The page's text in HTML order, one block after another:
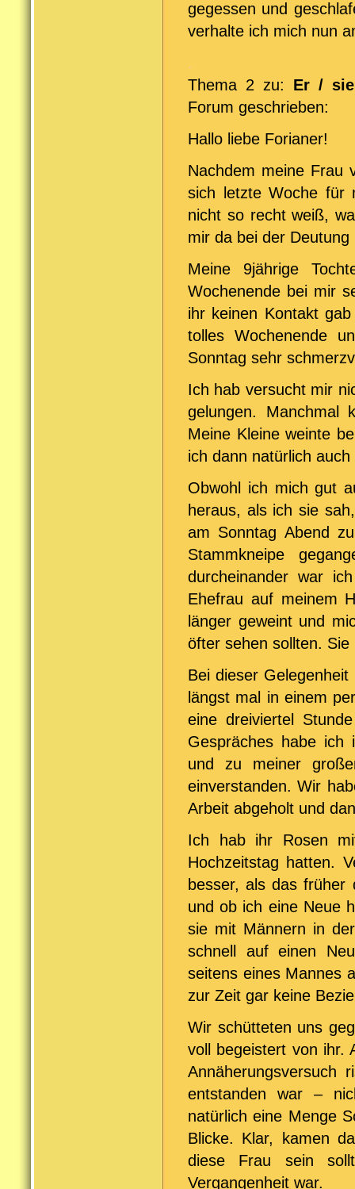
gegessen und
verhalte ich mich nun
.
Thema 2 zu: Er /
Forum geschrieben:
Hallo liebe Forianer!
Nachdem meine Frau
sich letzte Woche für
nicht so recht weiß,
mir da bei der Deutung
Meine 9jährige
Wochenende bei mir
ihr keinen Kontakt
tolles Wochenende
Sonntag sehr
Ich hab versucht mir
gelungen. Manchmal
Meine Kleine weinte
ich dann natürlich
Obwohl ich mich gut
heraus, als ich sie
am Sonntag Abend
Stammkneipe
durcheinander war
Ehefrau auf meinem
länger geweint und
öfter sehen sollten.
Bei dieser
längst mal in einem
eine dreiviertel
Gespräches habe ich
und zu meiner
einverstanden. Wir
Arbeit abgeholt und
Ich hab ihr Rosen
Hochzeitstag hatten.
besser, als das
und ob ich eine Neue
sie mit Männern in
schnell auf einen
seitens eines Mannes
zur Zeit gar keine
Wir schütteten uns
voll begeistert von ihr.
entstanden war –
natürlich eine Menge
Blicke. Klar, kamen
diese Frau sein
Vergangenheit war.